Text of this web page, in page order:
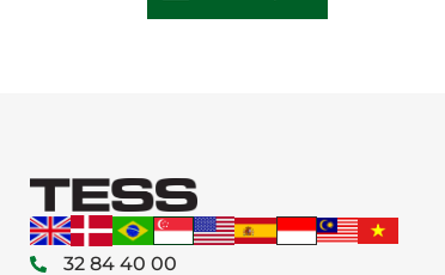
32 84 40 00